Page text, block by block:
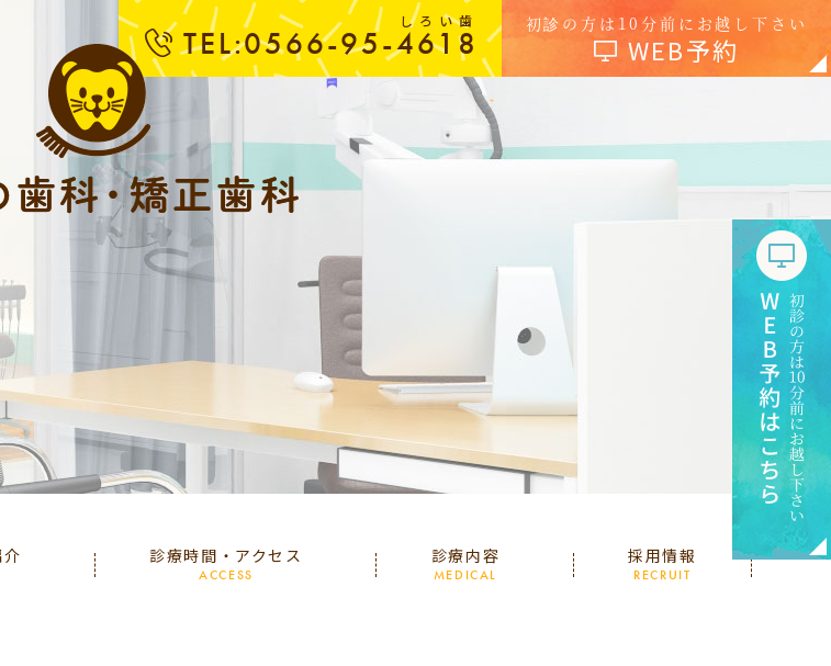
しろい歯
TEL:0566-95-4618
初診の方は10分前にお越し下さい
WEB予約
診療時間・アクセス
ACCESS
診療内容
MEDICAL
採用情報
RECRUIT